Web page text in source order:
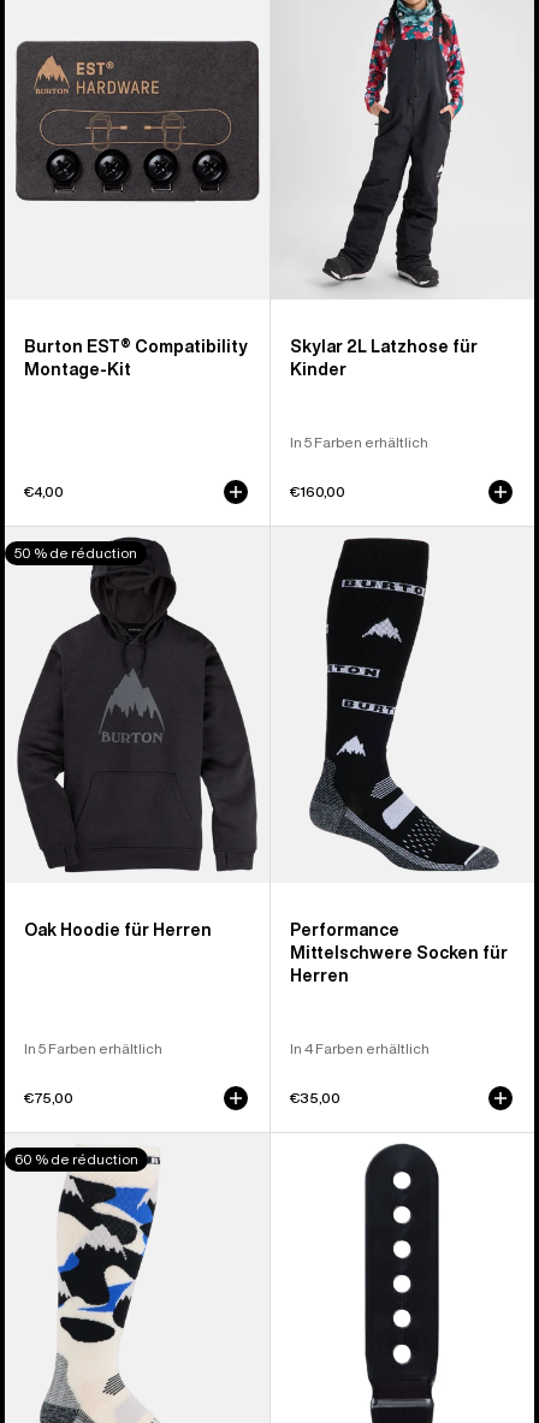
Montage-
Kit
Burton EST® Compatibility
Montage-Kit
€4,00
Skylar 2L Latzhose für
Kinder
In 5 Farben erhältlich
€160,00
Burton
Oak
Herren
50 % de réduction
Oak Hoodie für Herren
In 5 Farben erhältlich
€75,00
Performance
Midweight
Socken
Performance
Mittelschwere Socken für
Herren
In 4 Farben erhältlich
€35,00
Burton
Performance
Midweight
Herren
60 % de réduction
Snowboardbindungen